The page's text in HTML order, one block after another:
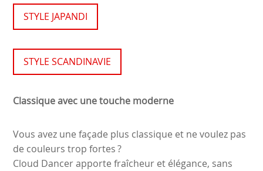
STYLE JAPANDI
STYLE SCANDINAVIE
Classique avec une touche moderne
Vous avez une façade plus classique et ne voulez pas
de couleurs trop fortes ?
Cloud Dancer apporte fraîcheur et élégance, sans